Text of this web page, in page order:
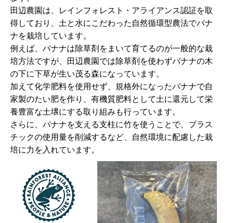
田辺農園は、レインフォレスト・アライアンス認証を取
得しており、土と水にこだわった自然循環型農法でバナ
ナを栽培しています。
例えば、バナナは除草剤をまいて育てるのが一般的な栽
培方法ですが、田辺農園では除草剤を使わずバナナの木
の下に下草が生い茂る森になっています。
加えて化学肥料を使用せず、規格外になったバナナで自
家製のたい肥を作り、有機質肥料として土に還元して栄
養豊富な土壌にする取り組みも行っています。
さらに、バナナを支える支柱に竹を使うことで、プラス
チックの使用量を削減するなど、自然環境に配慮した栽
培に力を入れています。